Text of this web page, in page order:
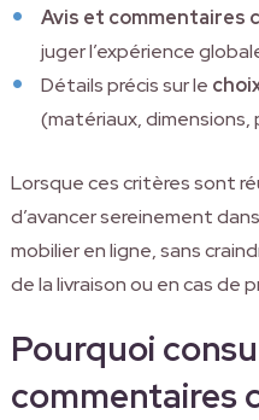
Avis et commentaires
juger l’expérience
Détails précis sur le
(matériaux,
Lorsque ces critères sont
d’avancer sereinement
mobilier en ligne, sans
de la livraison ou en cas de
Pourquoi
commentaires